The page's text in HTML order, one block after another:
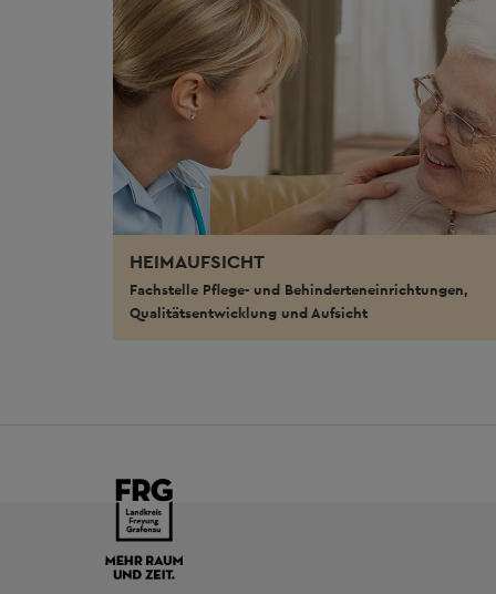
HEIMAUFSICHT
Fachstelle Pflege- und Behinderteneinrichtungen,
Qualitätsentwicklung und Aufsicht